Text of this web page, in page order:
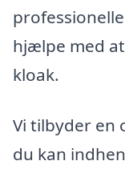
hjælpe med
kloak.
Vi tilbyder en
du kan